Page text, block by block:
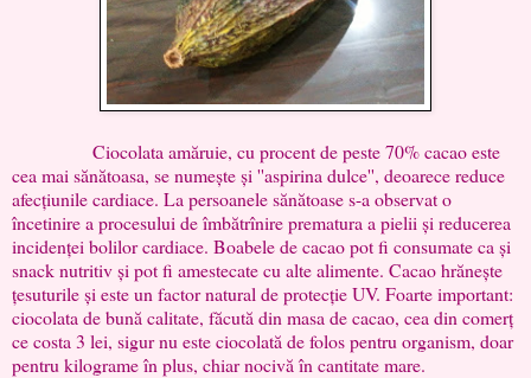
Ciocolata amăruie, cu procent de peste 70% cacao este
cea mai sănătoasa, se numește și ''aspirina dulce'', deoarece reduce
afecțiunile cardiace. La persoanele sănătoase s-a observat o
încetinire a procesului de îmbătrînire prematura a pielii și reducerea
incidenței bolilor cardiace. Boabele de cacao pot fi consumate ca și
snack nutritiv și pot fi amestecate cu alte alimente. Cacao hrănește
țesuturile și este un factor natural de protecție UV. Foarte important:
ciocolata de bună calitate, făcută din masa de cacao, cea din comerț
ce costa 3 lei, sigur nu este ciocolată de folos pentru organism, doar
pentru kilograme în plus, chiar nocivă în cantitate mare.